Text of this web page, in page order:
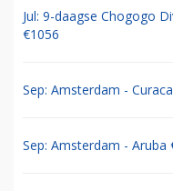
Jul: 9-daagse Chogogo
€1056
Sep: Amsterdam -
Sep: Amsterdam - Aruba